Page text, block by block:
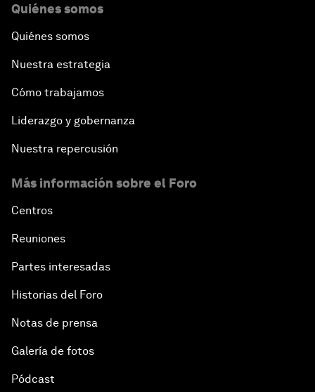
Quiénes somos
Quiénes somos
Nuestra estrategia
Cómo trabajamos
Liderazgo y gobernanza
Nuestra repercusión
Más información sobre el Foro
Centros
Reuniones
Partes interesadas
Historias del Foro
Notas de prensa
Galería de fotos
Pódcast